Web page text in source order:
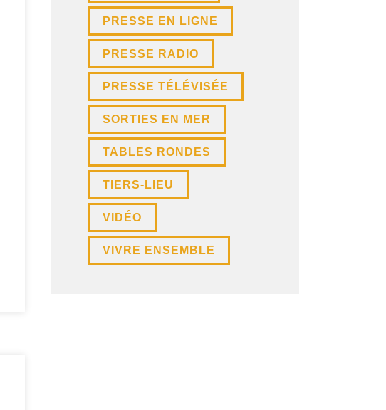
PRESSE EN LIGNE
PRESSE RADIO
PRESSE TÉLÉVISÉE
SORTIES EN MER
TABLES RONDES
TIERS-LIEU
VIDÉO
VIVRE ENSEMBLE